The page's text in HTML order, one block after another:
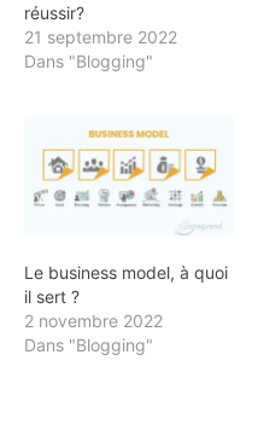
réussir?
21 septembre 2022
Dans "Blogging"
Le business model, à quoi
il sert ?
2 novembre 2022
Dans "Blogging"